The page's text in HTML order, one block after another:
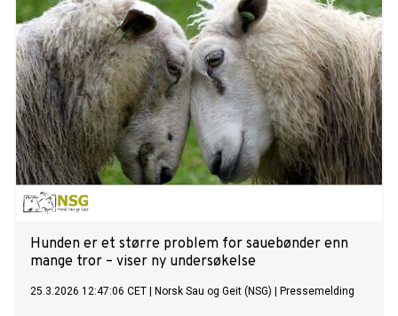
Hunden er et større problem for sauebønder enn
mange tror – viser ny undersøkelse
25.3.2026 12:47:06 CET Norsk Sau og Geit (NSG) Pressemelding